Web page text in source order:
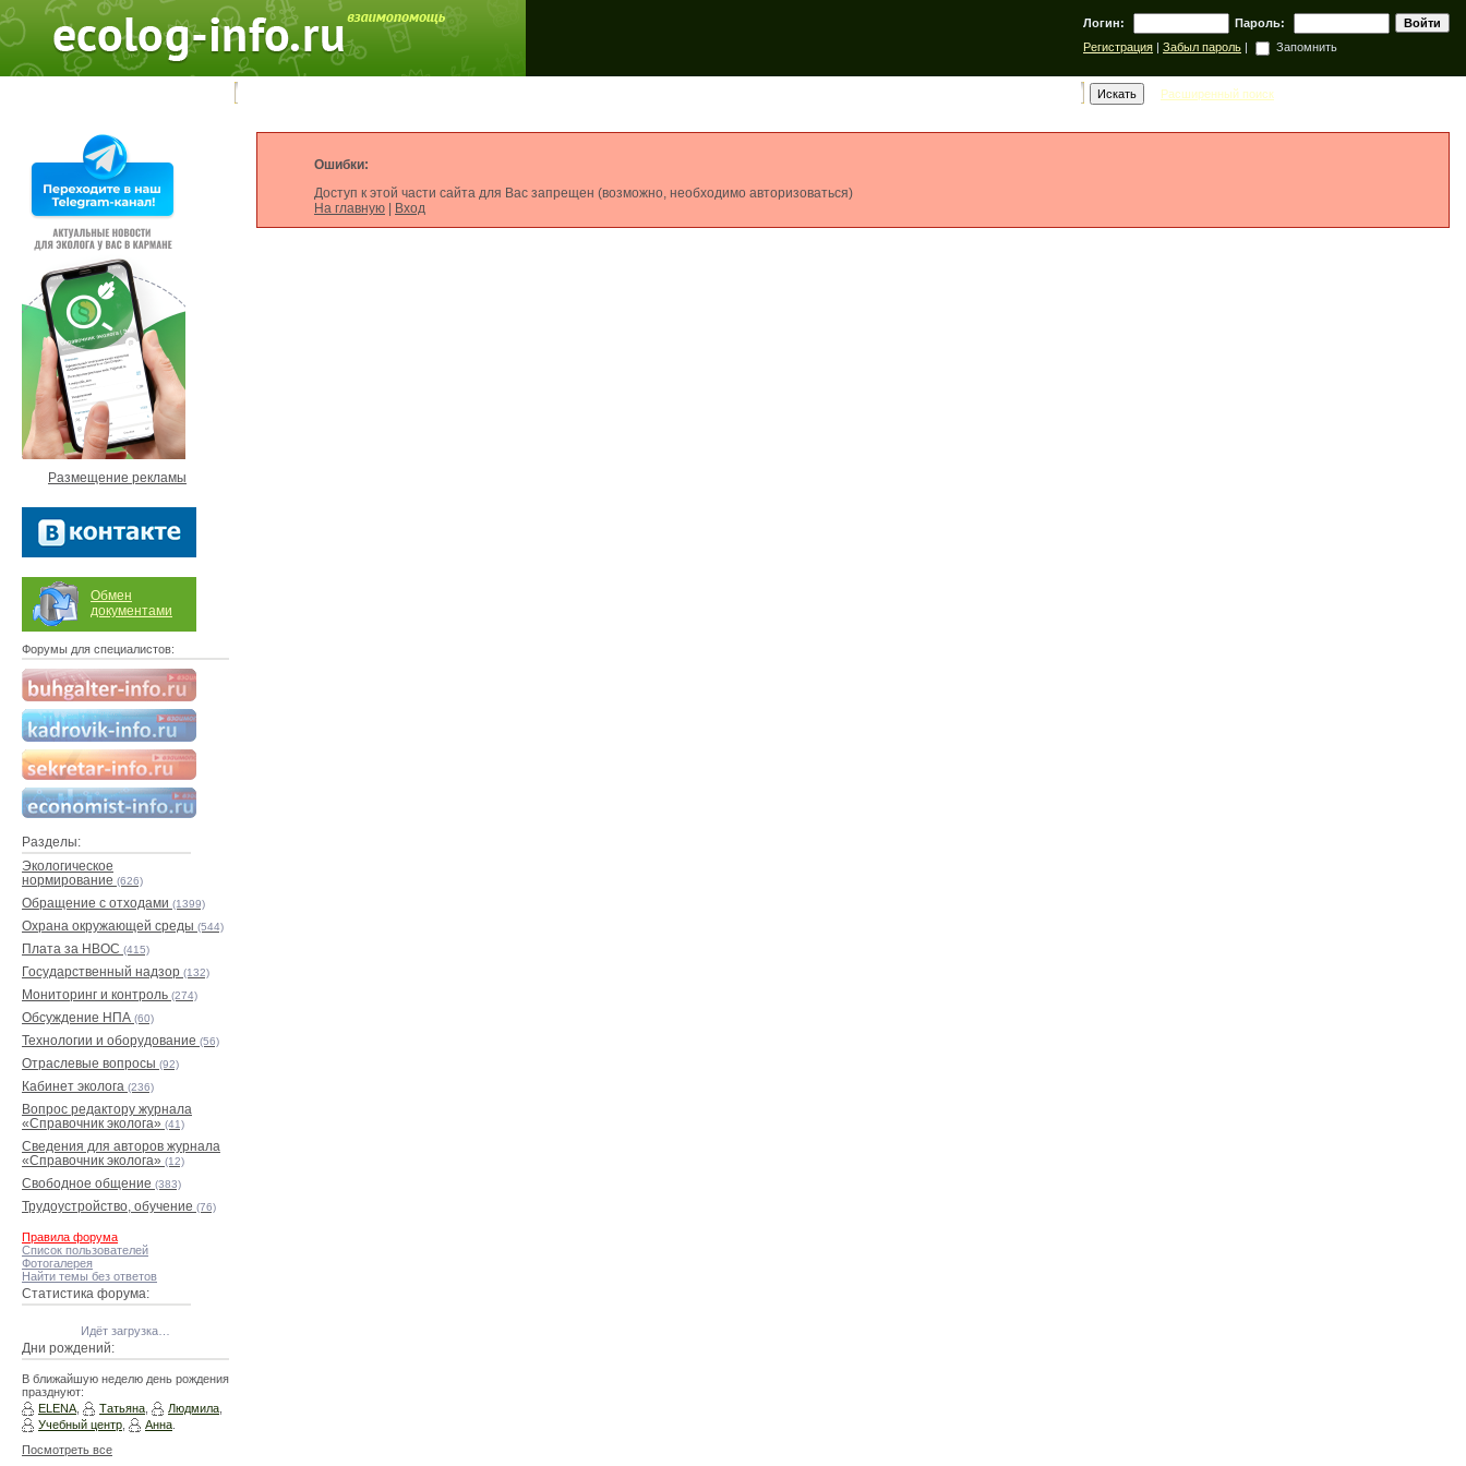
Логин:
Пароль:
Регистрация
Забыл пароль Запомнить
Расширенный поиск
Размещение рекламы
Обмен
документами
Форумы для специалистов:
Разделы:
Экологическое
нормирование (626)
Обращение с отходами (1399)
Охрана окружающей среды (544)
Плата за НВОС (415)
Государственный надзор (132)
Мониторинг и контроль (274)
Обсуждение НПА (60)
Технологии и оборудование (56)
Отраслевые вопросы (92)
Кабинет эколога (236)
Вопрос редактору журнала
«Справочник эколога» (41)
Сведения для авторов журнала
«Справочник эколога» (12)
Свободное общение (383)
Трудоустройство, обучение (76)
Правила форума
Список пользователей
Фотогалерея
Найти темы без ответов
Статистика форума:
Идёт загрузка…
Дни рождений:
В ближайшую неделю день рождения
празднуют:
ELENA
Татьяна Людмила
Учебный центр
Анна
Посмотреть все
Ошибки:
Доступ к этой части сайта для Вас запрещен (возможно, необходимо авторизоваться)
На главную
Вход